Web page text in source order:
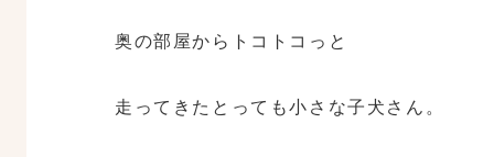
奥の部屋からトコトコっと
走ってきたとっても小さな子犬さん。